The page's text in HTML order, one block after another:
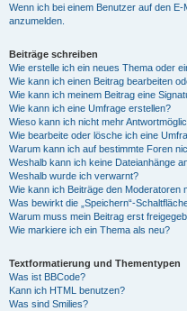
Wenn ich bei einem Benutzer auf den
anzumelden.
Beiträge schreiben
Wie erstelle ich ein neues Thema oder
Wie kann ich einen Beitrag bearbeiten
Wie kann ich meinem Beitrag eine
Wie kann ich eine Umfrage erstellen?
Wieso kann ich nicht mehr
Wie bearbeite oder lösche ich eine
Warum kann ich auf bestimmte Foren
Weshalb kann ich keine Dateianhänge
Weshalb wurde ich verwarnt?
Wie kann ich Beiträge den Moderatoren
Was bewirkt die „Speichern“-
Warum muss mein Beitrag erst
Wie markiere ich ein Thema als neu?
Textformatierung und Thementypen
Was ist BBCode?
Kann ich HTML benutzen?
Was sind Smilies?